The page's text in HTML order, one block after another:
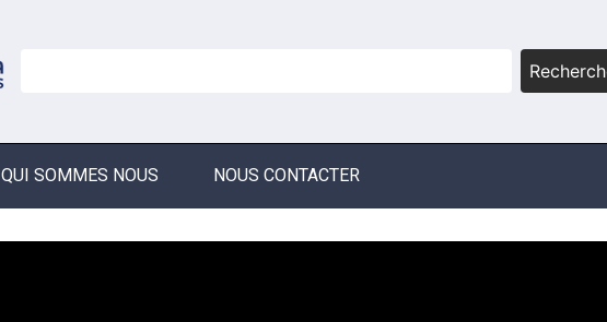
QUI SOMMES NOUS NOUS CONTACTER